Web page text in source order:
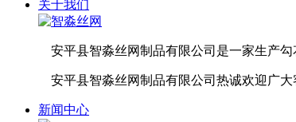
关于我们
安平县智淼丝网制品有限公司是一家生产勾
安平县智淼丝网制品有限公司热诚欢迎广大
新闻中心